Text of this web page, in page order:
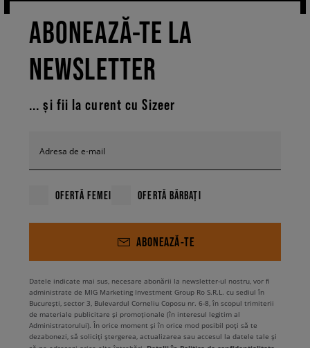
ABONEAZĂ-TE LA
NEWSLETTER
... și fii la curent cu Sizeer
Adresa de e-mail
OFERTĂ FEMEI OFERTĂ BĂRBAȚI
ABONEAZĂ-TE
Datele indicate mai sus, necesare abonării la newsletter-ul nostru, vor fi
administrate de MIG Marketing Investment Group Ro S.R.L. cu sediul în
București, sector 3, Bulevardul Corneliu Coposu nr. 6-8, în scopul trimiterii
de materiale publicitare și promoționale (în interesul legitim al
Administratorului). În orice moment și în orice mod posibil poți să te
dezabonezi, să soliciți ștergerea, actualizarea sau accesul la datele tale și